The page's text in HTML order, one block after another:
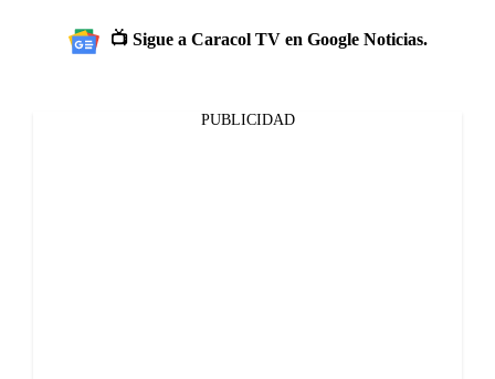
📺 Sigue a Caracol TV en Google Noticias.
PUBLICIDAD